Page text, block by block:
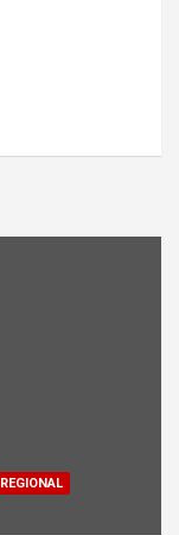
REGIONAL